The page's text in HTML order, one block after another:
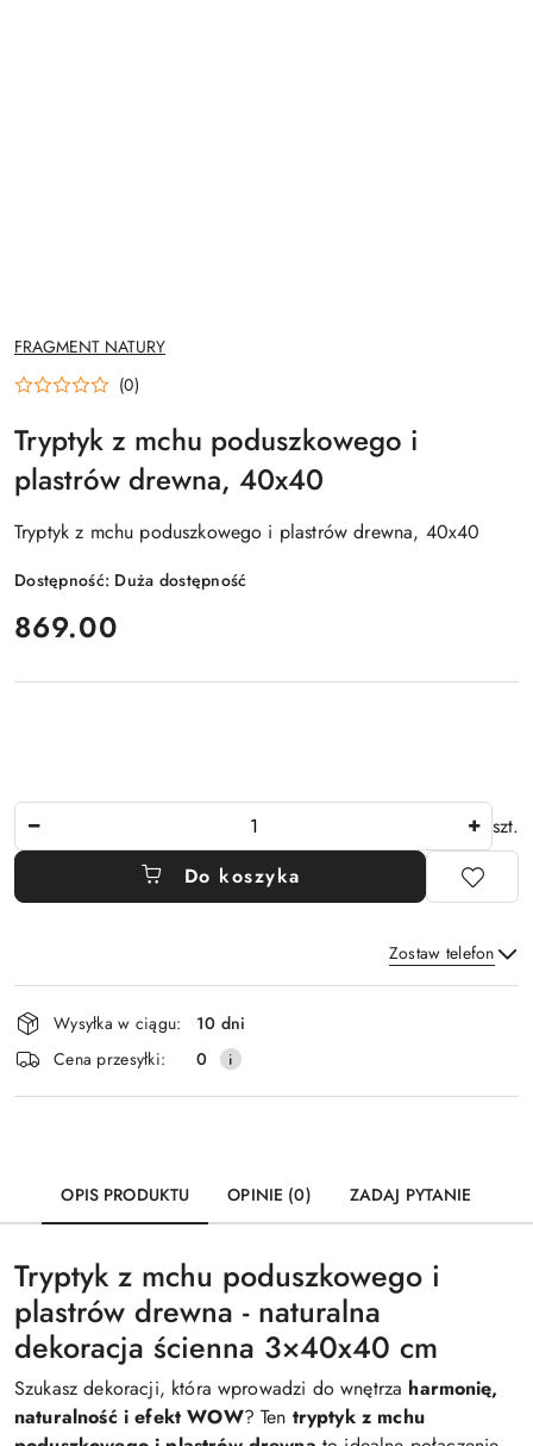
NAZWA
PRODUCENTA:
FRAGMENT NATURY
(0)
Tryptyk z mchu poduszkowego i
plastrów drewna, 40x40
Tryptyk z mchu poduszkowego i plastrów drewna, 40x40
Dostępność: Duża dostępność
cena:
869.00
szt.
Do koszyka
Zostaw telefon
Wyślij
Dostępność
i
dostawa
Wysyłka w ciągu:
10 dni
Cena przesyłki:
0
OPIS PRODUKTU OPINIE (0) ZADAJ PYTANIE
Tryptyk z mchu poduszkowego i
plastrów drewna - naturalna
dekoracja ścienna 3×40x40 cm
Szukasz dekoracji, która wprowadzi do wnętrza harmonię,
naturalność i efekt WOW? Ten tryptyk z mchu